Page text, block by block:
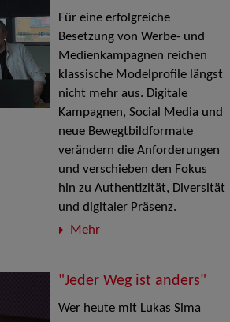
Für eine erfolgreiche
Besetzung von Werbe- und
Medienkampagnen reichen
klassische Modelprofile längst
nicht mehr aus. Digitale
Kampagnen, Social Media und
neue Bewegtbildformate
verändern die Anforderungen
und verschieben den Fokus
hin zu Authentizität, Diversität
und digitaler Präsenz.
Mehr
"Jeder Weg ist anders"
Wer heute mit Lukas Sima